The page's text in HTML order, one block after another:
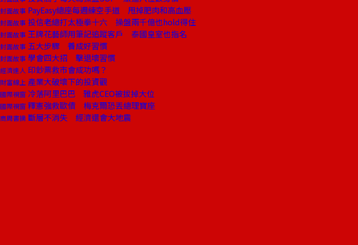
封面故事 PayEasy總座每週練空手道 甩掉肥肉和高血壓
封面故事 投信老總打太極拳十六 操盤兩千億也hold得住
封面故事 王牌花藝師用筆記追蹤客戶 泰國皇室也指名
封面故事 五大步驟 養成好習慣
封面故事 學會四大招 擊退壞習慣
經濟達人 印鈔票救市會成功嗎？
財富線上 產業大破壞下的投資觀
國際視窗 冷落阿里巴巴 雅虎CEO被拔掉大位
國際視窗 釋憲強救歐債 梅克爾恐丟總理寶座
商周書摘 斷層不消失 經濟還會大地震